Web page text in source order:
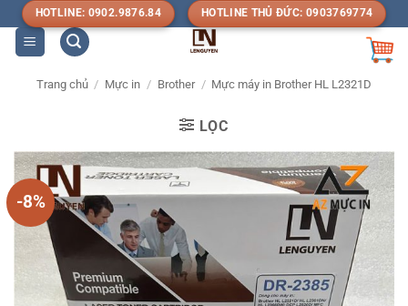
qua
nội
HOTLINE: 0902.9876.84 HOTLINE THỦ ĐỨC: 0903769774
Trang chủ / Mực in / Brother / Mực máy in Brother HL L2321D
LỌC
-8%